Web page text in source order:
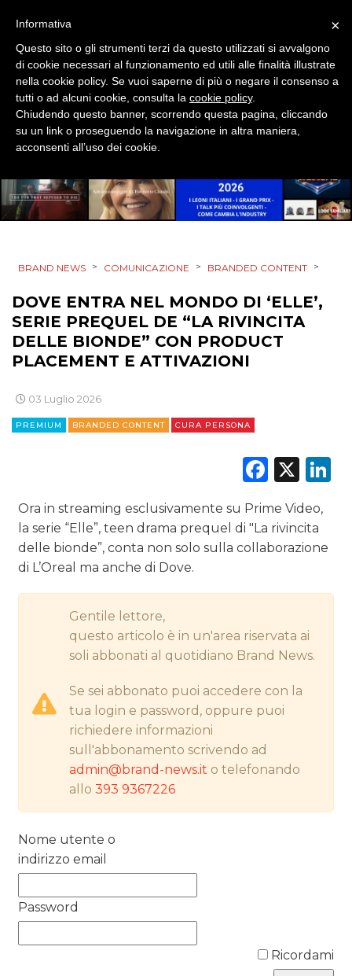
MOBILE
PROMOZIONI
PRODOTTI
CSR
STRATEGIE
DIGITALE
RADIO / AUDIO
TV
RICERCHE
PREVISIONI/SCENARI
NORMATIVE
CASE HISTORY
OPINIONI
BRAND NEWS > COMUNICAZIONE > BRANDED CONTENT >
DOVE ENTRA NEL MONDO DI ‘ELLE’,
SERIE PREQUEL DE “LA RIVINCITA
DELLE BIONDE” CON PRODUCT
PLACEMENT E ATTIVAZIONI
03 Luglio 2026
PREMIUM BRANDED CONTENT CURA PERSONA
X
Ora in streaming esclusivamente su Prime Video,
la serie “Elle”, teen drama prequel di "La rivincita
delle bionde”, conta non solo sulla collaborazione
di L’Oreal ma anche di Dove.
Gentile lettore,
questo articolo è in un'area riservata ai
soli abbonati al quotidiano Brand News.
Se sei abbonato puoi accedere con la
tua login e password, oppure puoi
richiedere informazioni
sull'abbonamento scrivendo ad
admin@brand-news.it o telefonando
allo393 9367226
Nome utente o
indirizzo email
Password
Ricordami
×
Informativa
Questo sito o gli strumenti terzi da questo utilizzati si avvalgono
di cookie necessari al funzionamento ed utili alle finalità illustrate
nella cookie policy. Se vuoi saperne di più o negare il consenso a
tutti o ad alcuni cookie, consulta la cookie policy.
Chiudendo questo banner, scorrendo questa pagina, cliccando
su un link o proseguendo la navigazione in altra maniera,
acconsenti all’uso dei cookie.